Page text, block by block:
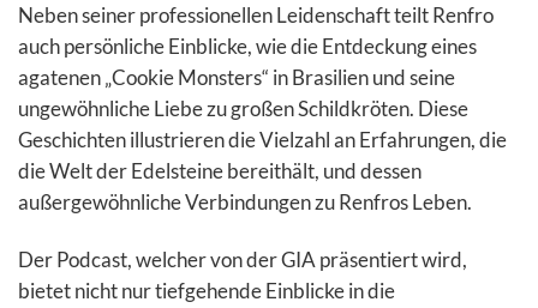
Neben seiner professionellen Leidenschaft teilt Renfro
auch persönliche Einblicke, wie die Entdeckung eines
agatenen „Cookie Monsters“ in Brasilien und seine
ungewöhnliche Liebe zu großen Schildkröten. Diese
Geschichten illustrieren die Vielzahl an Erfahrungen, die
die Welt der Edelsteine bereithält, und dessen
außergewöhnliche Verbindungen zu Renfros Leben.
Der Podcast, welcher von der GIA präsentiert wird,
bietet nicht nur tiefgehende Einblicke in die